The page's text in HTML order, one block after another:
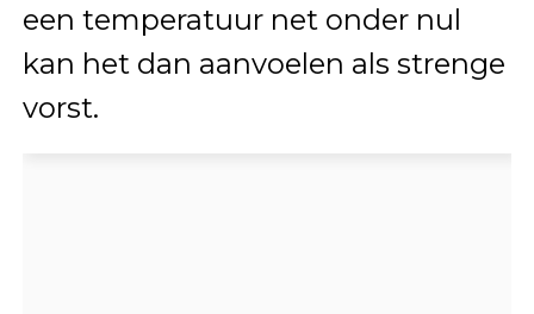
een temperatuur net onder nul
kan het dan aanvoelen als strenge
vorst.